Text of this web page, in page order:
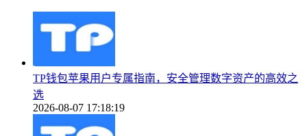
TP钱包苹果用户专属指南，安全管理数字资产的高效之
选
2026-08-07 17:18:19